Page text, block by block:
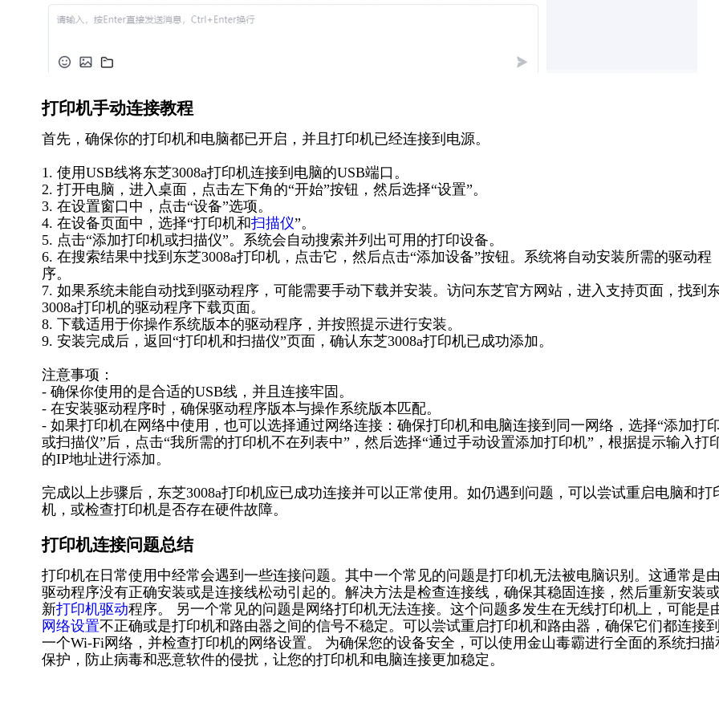
打印机手动连接教程
首先，确保你的打印机和电脑都已开启，并且打印机已经连接到电源。
1. 使用USB线将东芝3008a打印机连接到电脑的USB端口。
2. 打开电脑，进入桌面，点击左下角的“开始”按钮，然后选择“设置”。
3. 在设置窗口中，点击“设备”选项。
4. 在设备页面中，选择“打印机和扫描仪”。
5. 点击“添加打印机或扫描仪”。系统会自动搜索并列出可用的打印设备。
6. 在搜索结果中找到东芝3008a打印机，点击它，然后点击“添加设备”按钮。系统将自动安装所需的驱动程
序。
7. 如果系统未能自动找到驱动程序，可能需要手动下载并安装。访问东芝官方网站，进入支持页面，找到
3008a打印机的驱动程序下载页面。
8. 下载适用于你操作系统版本的驱动程序，并按照提示进行安装。
9. 安装完成后，返回“打印机和扫描仪”页面，确认东芝3008a打印机已成功添加。
注意事项：
- 确保你使用的是合适的USB线，并且连接牢固。
- 在安装驱动程序时，确保驱动程序版本与操作系统版本匹配。
- 如果打印机在网络中使用，也可以选择通过网络连接：确保打印机和电脑连接到同一网络，选择“添加打
或扫描仪”后，点击“我所需的打印机不在列表中”，然后选择“通过手动设置添加打印机”，根据提示输入打
的IP地址进行添加。
完成以上步骤后，东芝3008a打印机应已成功连接并可以正常使用。如仍遇到问题，可以尝试重启电脑和打
机，或检查打印机是否存在硬件故障。
打印机连接问题总结
打印机在日常使用中经常会遇到一些连接问题。其中一个常见的问题是打印机无法被电脑识别。这通常是
驱动程序没有正确安装或是连接线松动引起的。解决方法是检查连接线，确保其稳固连接，然后重新安装
新打印机驱动程序。 另一个常见的问题是网络打印机无法连接。这个问题多发生在无线打印机上，可能是
网络设置不正确或是打印机和路由器之间的信号不稳定。可以尝试重启打印机和路由器，确保它们都连接
一个Wi-Fi网络，并检查打印机的网络设置。 为确保您的设备安全，可以使用金山毒霸进行全面的系统扫描
保护，防止病毒和恶意软件的侵扰，让您的打印机和电脑连接更加稳定。